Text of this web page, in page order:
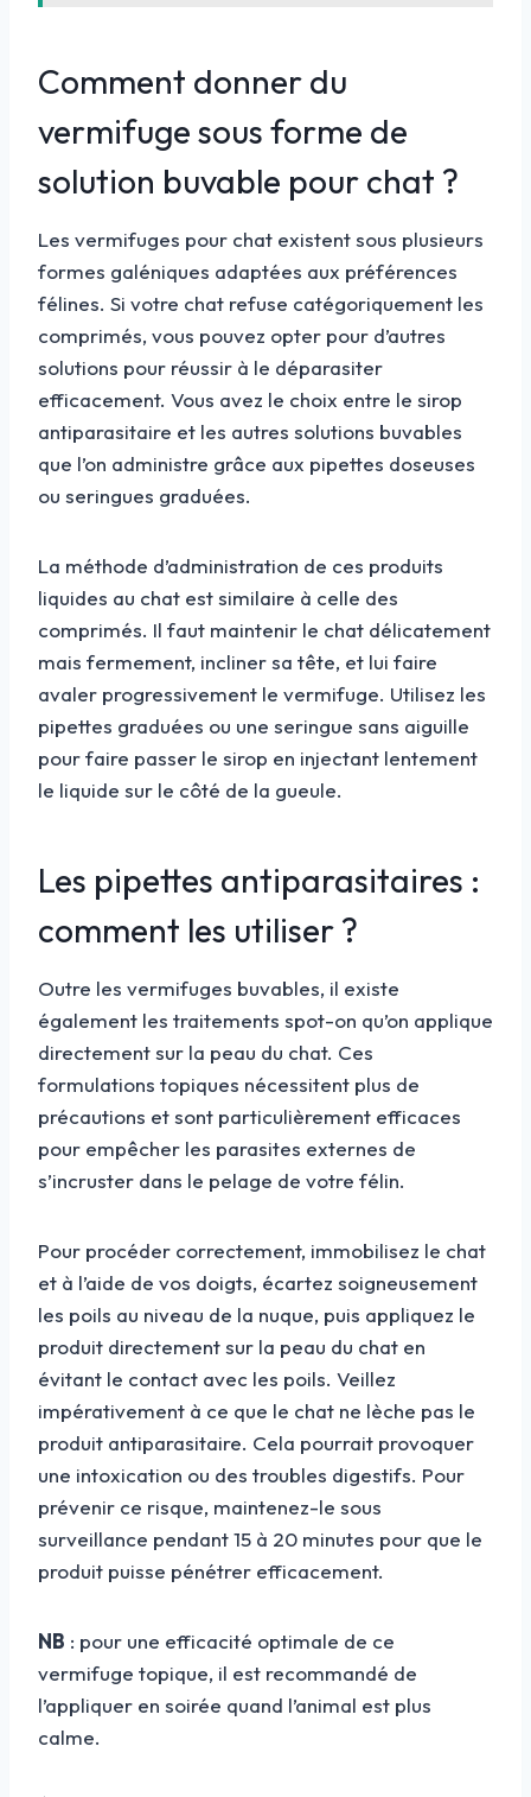
Comment donner du
vermifuge sous forme de
solution buvable pour chat ?
Les vermifuges pour chat existent sous plusieurs
formes galéniques adaptées aux préférences
félines. Si votre chat refuse catégoriquement les
comprimés, vous pouvez opter pour d’autres
solutions pour réussir à le déparasiter
efficacement. Vous avez le choix entre le sirop
antiparasitaire et les autres solutions buvables
que l’on administre grâce aux pipettes doseuses
ou seringues graduées.
La méthode d’administration de ces produits
liquides au chat est similaire à celle des
comprimés. Il faut maintenir le chat délicatement
mais fermement, incliner sa tête, et lui faire
avaler progressivement le vermifuge. Utilisez les
pipettes graduées ou une seringue sans aiguille
pour faire passer le sirop en injectant lentement
le liquide sur le côté de la gueule.
Les pipettes antiparasitaires :
comment les utiliser ?
Outre les vermifuges buvables, il existe
également les traitements spot-on qu’on applique
directement sur la peau du chat. Ces
formulations topiques nécessitent plus de
précautions et sont particulièrement efficaces
pour empêcher les parasites externes de
s’incruster dans le pelage de votre félin.
Pour procéder correctement, immobilisez le chat
et à l’aide de vos doigts, écartez soigneusement
les poils au niveau de la nuque, puis appliquez le
produit directement sur la peau du chat en
évitant le contact avec les poils. Veillez
impérativement à ce que le chat ne lèche pas le
produit antiparasitaire. Cela pourrait provoquer
une intoxication ou des troubles digestifs. Pour
prévenir ce risque, maintenez-le sous
surveillance pendant 15 à 20 minutes pour que le
produit puisse pénétrer efficacement.
NB : pour une efficacité optimale de ce
vermifuge topique, il est recommandé de
l’appliquer en soirée quand l’animal est plus
calme.